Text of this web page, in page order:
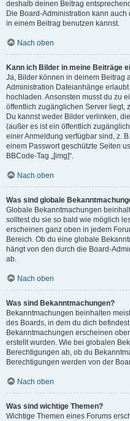
deshalb deinen Beitrag
Die Board-Administration kann
in einem Beitrag benutzen kannst.
Nach oben
Kann ich Bilder in meine Beiträge
Ja, Bilder können in deinem Beitrag
Administration Dateianhänge
hochladen. Ansonsten musst du zu
öffentlich zugänglichen Server liegt,
Du kannst weder Bilder verlinken,
(außer es ist ein öffentlich
einer Anmeldung verfügbar sind, z.
einem Passwort geschützte Seiten
BBCode-Tag „[img]“.
Nach oben
Was sind globale
Globale Bekanntmachungen
solltest du sie so bald wie möglich
erscheinen ganz oben in jedem
Bereich. Ob du eine globale
hängt von den durch die Board-
ab.
Nach oben
Was sind Bekanntmachungen?
Bekanntmachungen beinhalten
des Boards, in dem du dich
Bekanntmachungen erscheinen
erstellt wurden. Wie bei globalen
Berechtigungen ab, ob du
Berechtigungen werden von der
Nach oben
Was sind wichtige Themen?
Wichtige Themen eines Forums